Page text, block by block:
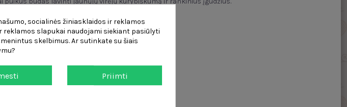
socialinės žiniasklaidos ir reklamos
reklamos slapukai naudojami siekiant pasiūlyti
skelbimus. Ar sutinkate su šiais
Priimti